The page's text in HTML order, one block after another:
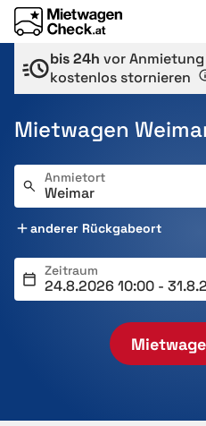
bis 24h vor Anmietung
kostenlos stornieren
Mietwagen
Anmietort
anderer Rückgabeort
Zeitraum